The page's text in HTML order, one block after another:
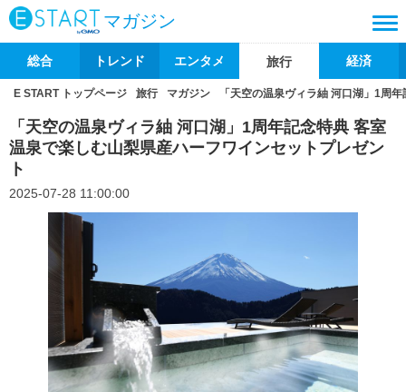
マガジン
総合 トレンド エンタメ 旅行 経済
E START トップページ 旅行 マガジン 「天空の温泉ヴィラ紬 河口湖」1周
「天空の温泉ヴィラ紬 河口湖」1周年記念特典 客室
温泉で楽しむ山梨県産ハーフワインセットプレゼン
ト
2025-07-28 11:00:00